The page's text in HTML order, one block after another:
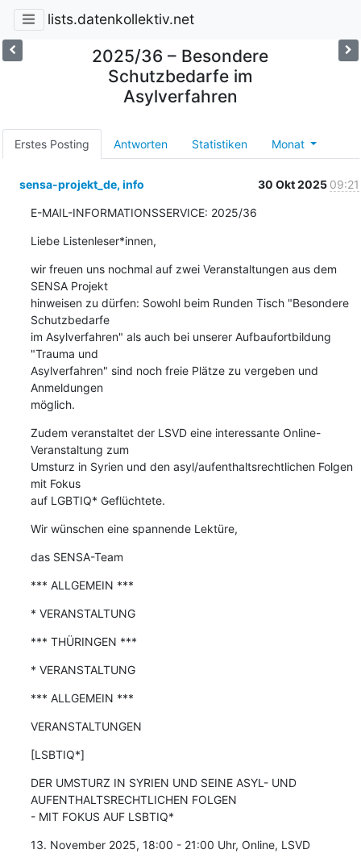
lists.datenkollektiv.net
2025/36 – Besondere
Schutzbedarfe im
Asylverfahren
Erstes Posting Antworten Statistiken Monat
sensa-projekt_de, info 30 Okt 2025 09:21
E-MAIL-INFORMATIONSSERVICE: 2025/36
Liebe Listenleser*innen,
wir freuen uns nochmal auf zwei Veranstaltungen aus dem
SENSA Projekt
hinweisen zu dürfen: Sowohl beim Runden Tisch "Besondere
Schutzbedarfe
im Asylverfahren" als auch bei unserer Aufbaufortbildung
"Trauma und
Asylverfahren" sind noch freie Plätze zu vergeben und
Anmeldungen
möglich.
Zudem veranstaltet der LSVD eine interessante Online-
Veranstaltung zum
Umsturz in Syrien und den asyl/aufenthaltsrechtlichen Folgen
mit Fokus
auf LGBTIQ* Geflüchtete.
Wir wünschen eine spannende Lektüre,
das SENSA-Team
*** ALLGEMEIN ***
* VERANSTALTUNG
*** THÜRINGEN ***
* VERANSTALTUNG
*** ALLGEMEIN ***
VERANSTALTUNGEN
[LSBTIQ*]
DER UMSTURZ IN SYRIEN UND SEINE ASYL- UND
AUFENTHALTSRECHTLICHEN FOLGEN
- MIT FOKUS AUF LSBTIQ*
13. November 2025, 18:00 - 21:00 Uhr, Online, LSVD